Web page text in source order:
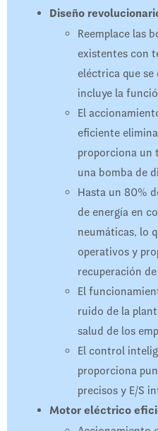
Diseño
Reemplace las
existentes con
eléctrica que
incluye la
El
eficiente
proporciona un
una bomba de
Hasta un 80%
de energía en
neumáticas, lo
operativos y
recuperación
El
ruido de la
salud de los
El control
proporciona
precisos y E/S
Motor eléctrico